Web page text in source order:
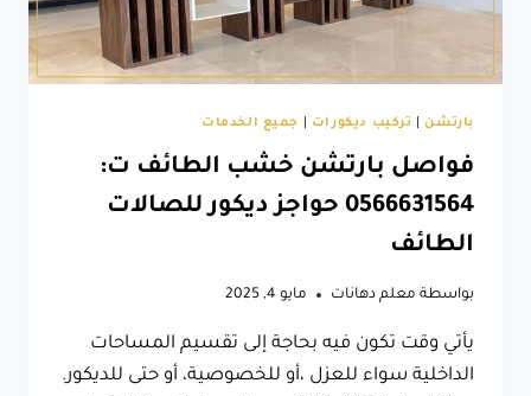
بارتشن تركيب ديكورات جميع الخدمات
فواصل بارتشن خشب الطائف ت:
0566631564 حواجز ديكور للصالات
الطائف
بواسطة معلم دهانات مايو 4, 2025
يأتي وقت تكون فيه بحاجة إلى تقسيم المساحات
الداخلية سواء للعزل ،أو للخصوصية، أو حتى للديكور.